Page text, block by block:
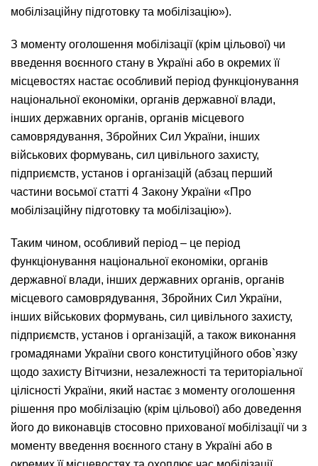
мобілізаційну підготовку та мобілізацію»).
З моменту оголошення мобілізації (крім цільової) чи
введення воєнного стану в Україні або в окремих її
місцевостях настає особливий період функціонування
національної економіки, органів державної влади,
інших державних органів, органів місцевого
самоврядування, Збройних Сил України, інших
військових формувань, сил цивільного захисту,
підприємств, установ і організацій (абзац перший
частини восьмої статті 4 Закону України «Про
мобілізаційну підготовку та мобілізацію»).
Таким чином, особливий період – це період
функціонування національної економіки, органів
державної влади, інших державних органів, органів
місцевого самоврядування, Збройних Сил України,
інших військових формувань, сил цивільного захисту,
підприємств, установ і організацій, а також виконання
громадянами України свого конституційного обов`язку
щодо захисту Вітчизни, незалежності та територіальної
цілісності України, який настає з моменту оголошення
рішення про мобілізацію (крім цільової) або доведення
його до виконавців стосовно прихованої мобілізації чи з
моменту введення воєнного стану в Україні або в